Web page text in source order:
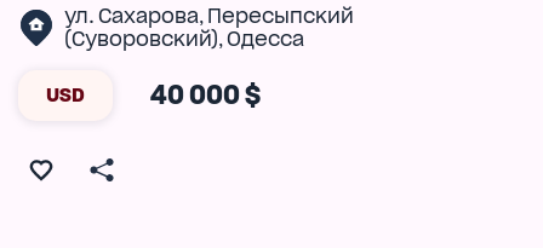
ул. Сахарова, Пересыпский
(Суворовский),Одесса
USD 40 000 $